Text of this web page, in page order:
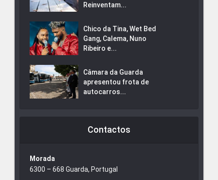
Reinventam...
Chico da Tina, Wet Bed
Gang, Calema, Nuno
Ribeiro e...
Câmara da Guarda
apresentou frota de
autocarros...
Contactos
Morada
6300 – 668 Guarda, Portugal